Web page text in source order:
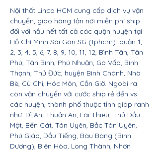
Nội thất Linco HCM cung cấp dịch vụ vận
chuyển, giao hàng tận nơi miễn phí ship
đối với hầu hết tất cả các quận huyện tại
Hồ Chí Minh Sài Gòn SG (tphcm): quận 1,
2, 3, 4, 5, 6, 7, 8, 9, 10, 11, 12, Bình Tân, Tân
Phú, Tân Bình, Phú Nhuận, Gò Vấp, Bình
Thạnh, Thủ Đức, huyện Bình Chánh, Nhà
Bè, Củ Chi, Hóc Môn, Cần Giờ. Ngoài ra
còn vận chuyển với cước ship rẻ đến vs
các huyện, thành phố thuộc tỉnh giáp ranh
như: Dĩ An, Thuận An, Lái Thiêu, Thủ Dầu
Một, Bến Cát, Tân Uyên, Bắc Tân Uyên,
Phú Giáo, Dầu Tiếng, Bàu Bàng (Bình
Dương), Biên Hòa, Long Thành, Nhơn